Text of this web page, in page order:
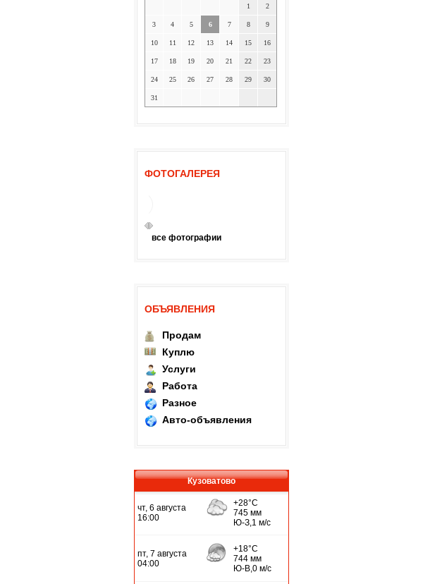
1 2
3 4 5 6 7 8 9
10 11 12 13 14 15 16
17 18 19 20 21 22 23
24 25 26 27 28 29 30
31
ФОТОГАЛЕРЕЯ
все фотографии
ОБЪЯВЛЕНИЯ
Продам
Куплю
Услуги
Работа
Разное
Авто-объявления
Кузоватово